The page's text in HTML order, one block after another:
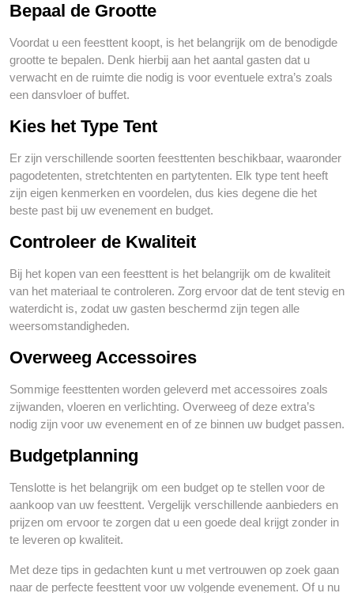
Bepaal de Grootte
Voordat u een feesttent koopt, is het belangrijk om de benodigde
grootte te bepalen. Denk hierbij aan het aantal gasten dat u
verwacht en de ruimte die nodig is voor eventuele extra’s zoals
een dansvloer of buffet.
Kies het Type Tent
Er zijn verschillende soorten feesttenten beschikbaar, waaronder
pagodetenten, stretchtenten en partytenten. Elk type tent heeft
zijn eigen kenmerken en voordelen, dus kies degene die het
beste past bij uw evenement en budget.
Controleer de Kwaliteit
Bij het kopen van een feesttent is het belangrijk om de kwaliteit
van het materiaal te controleren. Zorg ervoor dat de tent stevig en
waterdicht is, zodat uw gasten beschermd zijn tegen alle
weersomstandigheden.
Overweeg Accessoires
Sommige feesttenten worden geleverd met accessoires zoals
zijwanden, vloeren en verlichting. Overweeg of deze extra’s
nodig zijn voor uw evenement en of ze binnen uw budget passen.
Budgetplanning
Tenslotte is het belangrijk om een budget op te stellen voor de
aankoop van uw feesttent. Vergelijk verschillende aanbieders en
prijzen om ervoor te zorgen dat u een goede deal krijgt zonder in
te leveren op kwaliteit.
Met deze tips in gedachten kunt u met vertrouwen op zoek gaan
naar de perfecte feesttent voor uw volgende evenement. Of u nu